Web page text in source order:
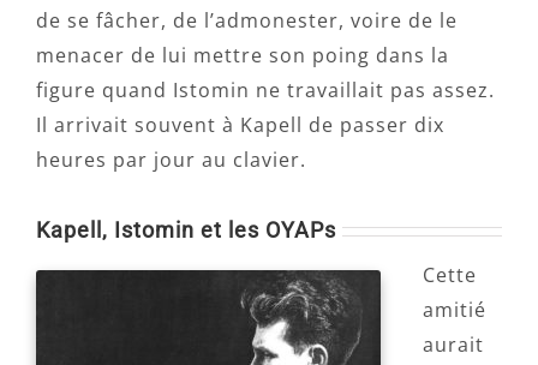
de se fâcher, de l’admonester, voire de le
menacer de lui mettre son poing dans la
figure quand Istomin ne travaillait pas assez.
Il arrivait souvent à Kapell de passer dix
heures par jour au clavier.
Kapell, Istomin et les OYAPs
Cette
amitié
aurait